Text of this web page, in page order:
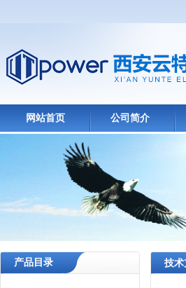
网站首页 公司简介
产品目录 技术